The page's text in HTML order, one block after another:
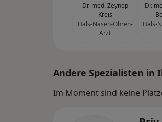
Dr. med. Zeynep
Kreis
Hals-Nasen-Ohren-
Arzt
Dr.
Hals-
Andere Spezialisten in
Im Moment sind keine